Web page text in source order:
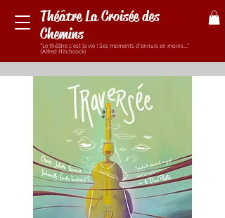
Théâtre La Croisée des
Chemins
"Le théâtre c'est la vie ! Ses moments d'ennuis en moins..."
(Alfred Hitchcock)